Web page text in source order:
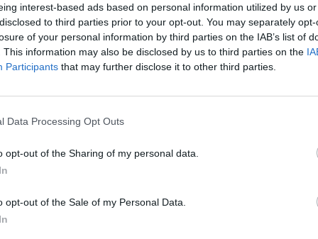
interest-based ads based on personal information utilized by us
to third parties prior to your opt-out. You may separately
of your personal information by third parties on the IAB’s list of
This information may also be disclosed by us to third parties on the
Participants that may further disclose it to other third parties.
Data Processing Opt Outs
opt-out of the Sharing of my personal data.
opt-out of the Sale of my Personal Data.
στο 1,80 ευρώ, με τον συνολικό τζίρο της